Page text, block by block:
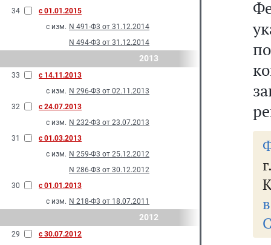
34
с 01.01.2015
с изм. N 491-Ф3 от 31.12.2014
N 494-Ф3 от 31.12.2014
2013
33
с 14.11.2013
с изм. N 296-Ф3 от 02.11.2013
32
с 24.07.2013
с изм. N 232-Ф3 от 23.07.2013
31
с 01.03.2013
с изм. N 259-Ф3 от 25.12.2012
N 286-Ф3 от 30.12.2012
30
с 01.01.2013
с изм. N 218-Ф3 от 18.07.2011
2012
29
с 30.07.2012